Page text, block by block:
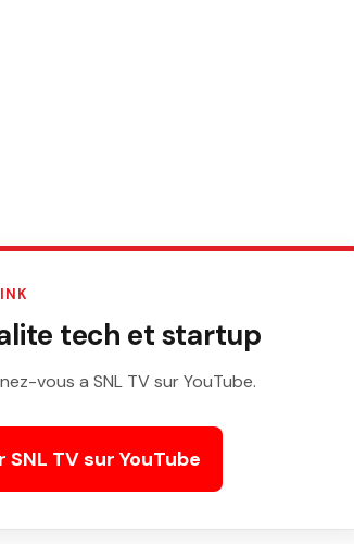
tech et startup
vous a SNL TV sur YouTube.
SNL TV sur YouTube